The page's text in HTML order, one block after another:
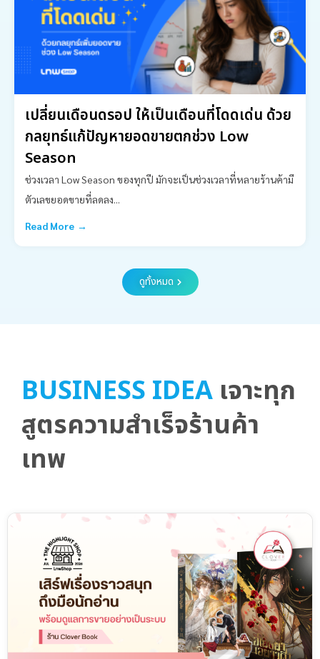
เปลี่ยนเดือนดรอป ให้เป็นเดือนที่โดดเด่น ด้วย
กลยุทธ์แก้ปัญหายอดขายตกช่วง Low
Season
ช่วงเวลา Low Season ของทุกปี มักจะเป็นช่วงเวลาที่หลายร้านค้ามี
ตัวเลขยอดขายที่ลดลง...
Read More →
ดูทั้งหมด
BUSINESS IDEA เจาะทุก
สูตรความสำเร็จร้านค้า
เทพ